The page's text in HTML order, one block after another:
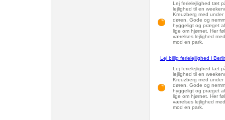
Lej ferielejlighed tæt
lejlighed til en
Kreuzberg med
døren. Gode og
hyggeligt og præget
lige om hjørnet. Her
værelses lejlighed
mod en park.
Lej billig ferielejlighed i
Lej ferielejlighed tæt
lejlighed til en
Kreuzberg med
døren. Gode og
hyggeligt og præget
lige om hjørnet. Her
værelses lejlighed
mod en park.